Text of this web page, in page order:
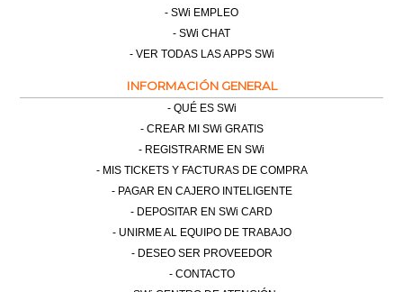
SWi EMPLEO
SWi CHAT
VER TODAS LAS APPS SWi
INFORMACIÓN GENERAL
QUÉ ES SWi
CREAR MI SWi GRATIS
REGISTRARME EN SWi
MIS TICKETS Y FACTURAS DE COMPRA
PAGAR EN CAJERO INTELIGENTE
DEPOSITAR EN SWi CARD
UNIRME AL EQUIPO DE TRABAJO
DESEO SER PROVEEDOR
CONTACTO